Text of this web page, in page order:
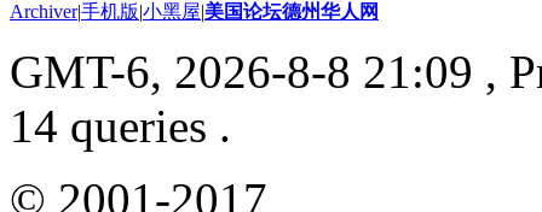
Archiver|手机版|小黑屋|美国论坛德州华人网
GMT-6, 2026-8-8 21:09 ,
14 queries .
© 2001-2017